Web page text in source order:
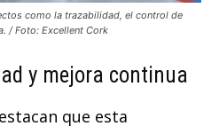
como la trazabilidad, el control de
/ Foto: Excellent Cork
y mejora continua
que esta